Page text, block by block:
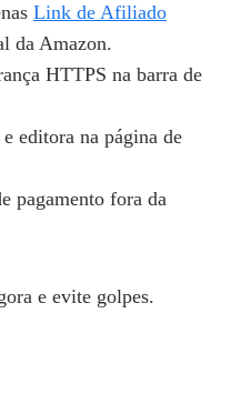
Link de Afiliado
da Amazon.
HTTPS na barra de
editora na página de
pagamento fora da
e evite golpes.